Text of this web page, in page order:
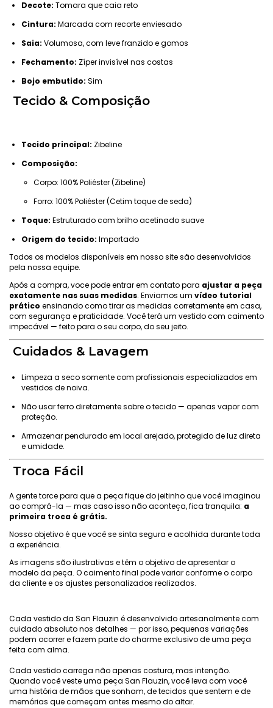
Decote: Tomara que caia reto
Cintura: Marcada com recorte enviesado
Saia: Volumosa, com leve franzido e gomos
Fechamento: Zíper invisível nas costas
Bojo embutido: Sim
Tecido & Composição
Tecido principal: Zibeline
Composição:
Corpo: 100% Poliéster (Zibeline)
Forro: 100% Poliéster (Cetim toque de seda)
Toque: Estruturado com brilho acetinado suave
Origem do tecido: Importado
Todos os modelos disponíveis em nosso site são desenvolvidos
pela nossa equipe.
Após a compra, voce pode entrar em contato para ajustar a peça
exatamente nas suas medidas. Enviamos um vídeo tutorial
prático ensinando como tirar as medidas corretamente em casa,
com segurança e praticidade. Você terá um vestido com caimento
impecável — feito para o seu corpo, do seu jeito.
Cuidados & Lavagem
Limpeza a seco somente com profissionais especializados em
vestidos de noiva.
Não usar ferro diretamente sobre o tecido — apenas vapor com
proteção.
Armazenar pendurado em local arejado, protegido de luz direta
e umidade.
Troca Fácil
A gente torce para que a peça fique do jeitinho que você imaginou
ao comprá-la — mas caso isso não aconteça, fica tranquila: a
primeira troca é grátis.
Nosso objetivo é que você se sinta segura e acolhida durante toda
a experiência.
As imagens são ilustrativas e têm o objetivo de apresentar o
modelo da peça. O caimento final pode variar conforme o corpo
da cliente e os ajustes personalizados realizados.
Cada vestido da San Flauzin é desenvolvido artesanalmente com
cuidado absoluto nos detalhes — por isso, pequenas variações
podem ocorrer e fazem parte do charme exclusivo de uma peça
feita com alma.
Cada vestido carrega não apenas costura, mas intenção.
Quando você veste uma peça San Flauzin, você leva com você
uma história de mãos que sonham, de tecidos que sentem e de
memórias que começam antes mesmo do altar.